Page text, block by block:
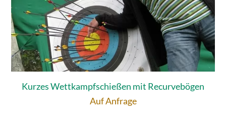
Kurzes Wettkampfschießen mit Recurvebögen
Auf Anfrage